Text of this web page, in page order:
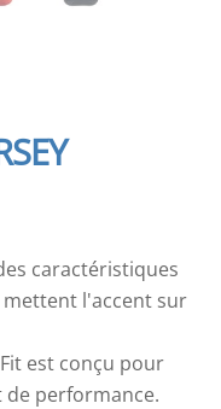
caractéristiques
l'accent sur
est conçu pour
performance.